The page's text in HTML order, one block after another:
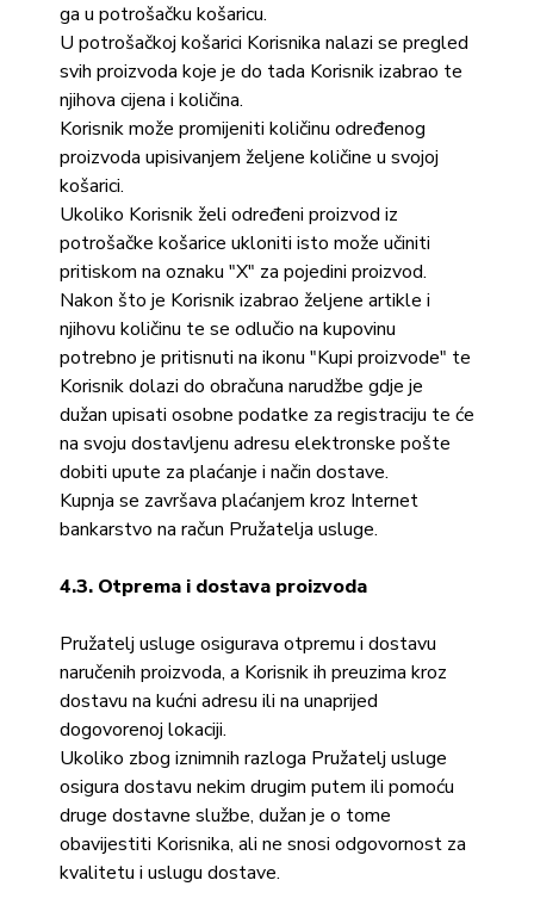
ga u potrošačku košaricu.
U potrošačkoj košarici Korisnika nalazi se pregled
svih proizvoda koje je do tada Korisnik izabrao te
njihova cijena i količina.
Korisnik može promijeniti količinu određenog
proizvoda upisivanjem željene količine u svojoj
košarici.
Ukoliko Korisnik želi određeni proizvod iz
potrošačke košarice ukloniti isto može učiniti
pritiskom na oznaku "X" za pojedini proizvod.
Nakon što je Korisnik izabrao željene artikle i
njihovu količinu te se odlučio na kupovinu
potrebno je pritisnuti na ikonu "Kupi proizvode" te
Korisnik dolazi do obračuna narudžbe gdje je
dužan upisati osobne podatke za registraciju te će
na svoju dostavljenu adresu elektronske pošte
dobiti upute za plaćanje i način dostave.
Kupnja se završava plaćanjem kroz Internet
bankarstvo na račun Pružatelja usluge.
4.3. Otprema i dostava proizvoda
Pružatelj usluge osigurava otpremu i dostavu
naručenih proizvoda, a Korisnik ih preuzima kroz
dostavu na kućni adresu ili na unaprijed
dogovorenoj lokaciji.
Ukoliko zbog iznimnih razloga Pružatelj usluge
osigura dostavu nekim drugim putem ili pomoću
druge dostavne službe, dužan je o tome
obavijestiti Korisnika, ali ne snosi odgovornost za
kvalitetu i uslugu dostave.